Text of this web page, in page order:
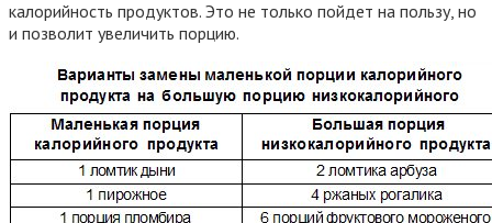
калорийность продуктов. Это не только пойдет на пользу, но
и позволит увеличить порцию.